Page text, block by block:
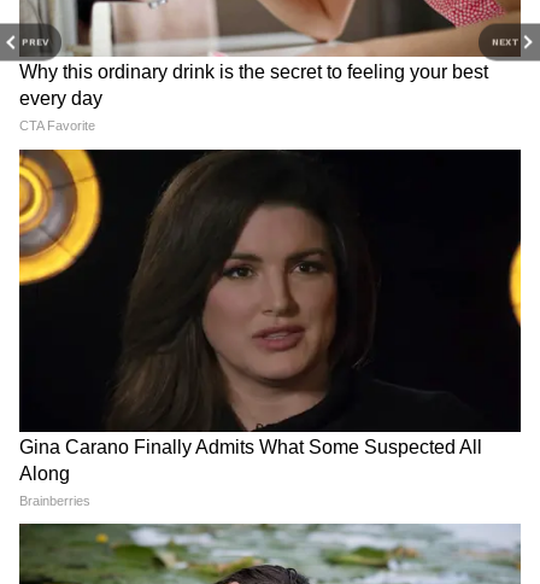
PREV NEXT
Related Articles
Solar Imports: সৌরশক্তির উপর ১২৬% কর
আরোপ করে ভারতকে এক ধাক্কা দিল আমেরিকা
Solar Panel: ৩ কিলোওয়াট সোলার প্যানেল লাগালে
মিলবে ১০০ শতাংশ ভর্তুকি, বিরাট সুযোগ দিচ্ছে জিও